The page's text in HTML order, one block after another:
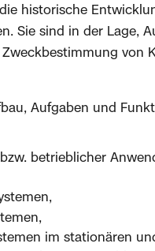
historische
Sie sind in der Lage,
von
Aufgaben und
betrieblicher
im stationären